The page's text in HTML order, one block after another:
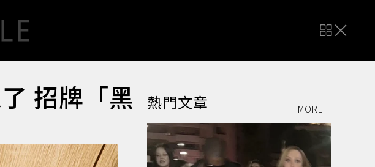
招牌「黑
熱門文章 MORE